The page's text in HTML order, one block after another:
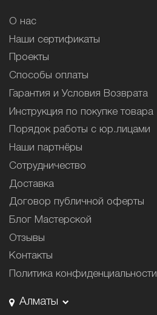
О нас
Наши сертификаты
Проекты
Способы оплаты
Гарантия и Условия Возврата
Инструкция по покупке товара
Порядок работы с юр.лицами
Наши партнёры
Сотрудничество
Доставка
Договор публичной оферты
Блог Мастерской
Отзывы
Контакты
Политика конфиденциальности
Алматы